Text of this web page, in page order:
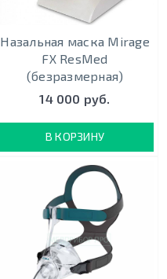
Назальная маска Mirage
FX ResMed
(безразмерная)
14 000 руб.
В КОРЗИНУ